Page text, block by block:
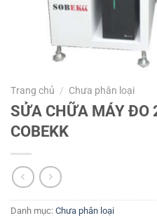
Trang chủ / Chưa phân loại
SỬA CHỮA MÁY ĐO
COBEKK
Danh mục: Chưa phân loại